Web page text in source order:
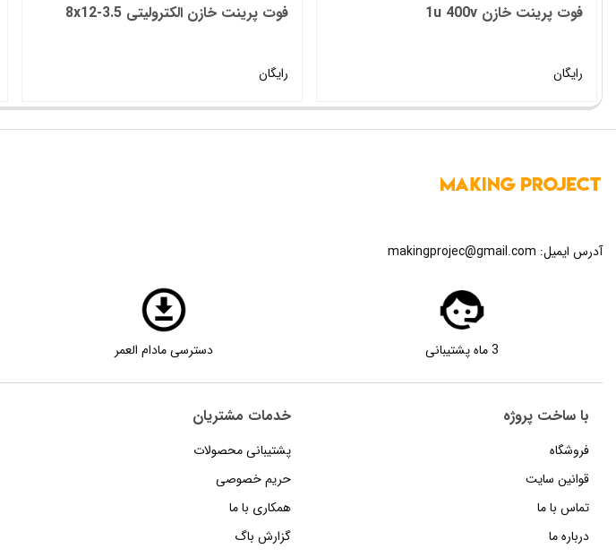
فوت پرینت خازن 1u 400v
رایگان
فوت پرینت خازن الکترولیتی 3.5-8x12
رایگان
آدرس ایمیل: makingprojec@gmail.com
3 ماه پشتیبانی دسترسی مادام العمر
با ساخت پروژه
فروشگاه
قوانین سایت
تماس با ما
درباره ما
خدمات مشتریان
پشتیبانی محصولات
حریم خصوصی
همکاری با ما
گزارش باگ